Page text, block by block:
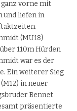
vorne mit
und liefen in
(MU18)
110m Hürden
war es der
Ein weiterer Sieg
in neuer
Bennet
präsentierte